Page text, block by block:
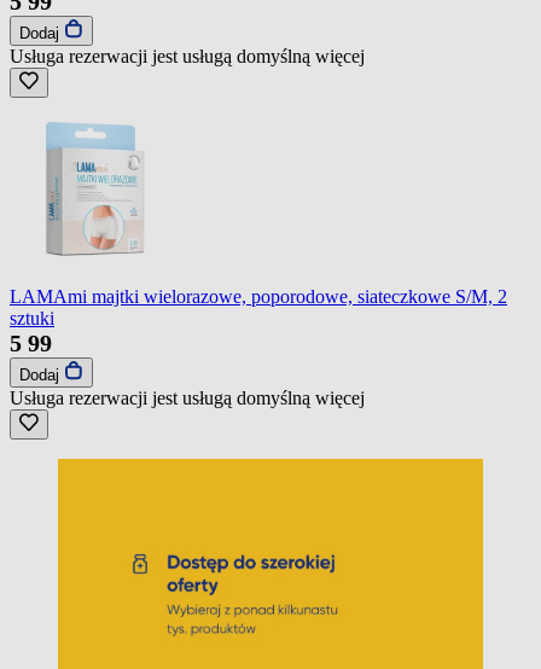
Dodaj
Usługa rezerwacji jest usługą domyślną więcej
LAMAmi majtki wielorazowe, poporodowe, siateczkowe S/M, 2
sztuki
5 99
Dodaj
Usługa rezerwacji jest usługą domyślną więcej